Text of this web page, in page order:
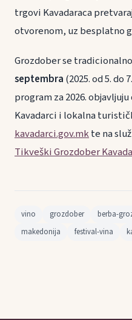
trgovi Kavadaraca
otvorenom, uz besplatno
Grozdober se
septembra (2025. od 5. do
program za 2026.
Kavadarci i lokalna
kavadarci.gov.mkte na
Tikveški Grozdober
vino grozdober berba-
makedonija
festival-vina